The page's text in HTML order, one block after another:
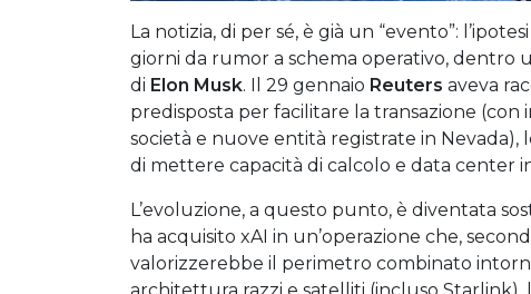
La notizia, di per sé, è già un “evento”:
giorni da rumor a schema operativo, dentro
di Elon Musk. Il 29 gennaio Reuters aveva
predisposta per facilitare la transazione (con
società e nuove entità registrate in Nevada),
di mettere capacità di calcolo e data center
L’evoluzione, a questo punto, è diventata
ha acquisito xAI in un’operazione che,
valorizzerebbe il perimetro combinato